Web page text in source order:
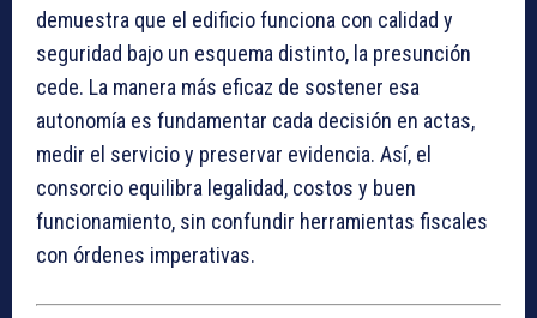
demuestra que el edificio funciona con calidad y
seguridad bajo un esquema distinto, la presunción
cede. La manera más eficaz de sostener esa
autonomía es fundamentar cada decisión en actas,
medir el servicio y preservar evidencia. Así, el
consorcio equilibra legalidad, costos y buen
funcionamiento, sin confundir herramientas fiscales
con órdenes imperativas.